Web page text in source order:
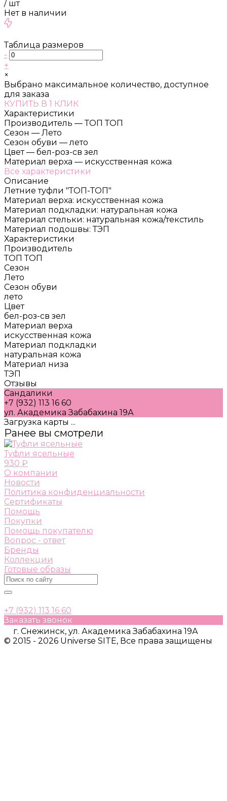
/ шт
Нет в наличии
Таблица размеров
-
+
×
Выбрано максимальное количество, доступное
для заказа
КУПИТЬ В 1 КЛИК
Характеристики
Производитель — ТОП ТОП
Сезон — Лето
Сезон обуви — лето
Цвет — бел-роз-св зел
Материал верха — искусственная кожа
Все характеристики
Описание
Летние туфли "ТОП-ТОП"
Материал верха: искусственная кожа
Материал подкладки: натуральная кожа
Материал стельки: натуральная кожа/текстиль
Материал подошвы: ТЭП
Характеристики
Производитель
ТОП ТОП
Сезон
Лето
Сезон обуви
лето
Цвет
бел-роз-св зел
Материал верха
искусственная кожа
Материал подкладки
натуральная кожа
Материал низа
ТЭП
Отзывы
Сандалики
+7 (932) 113 16 60
ул. Академика Забабахина 19А
Загрузка карты ...
Ранее вы смотрели
Туфли ясельные
930 ₽
О компании
Новости
Политика конфиденциальности
Сертификаты
Помощь
Покупки
Помощь покупателю
Вопрос - ответ
Бренды
Коллекции
Готовые образы
+7 (932) 113 16 60
Заказать звонок
г. Снежинск, ул. Академика Забабахина 19А
© 2015 - 2026 Universe SITE, Все права защищены